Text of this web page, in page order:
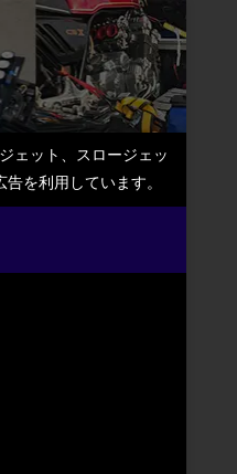
ェット、スロージェッ
を利用しています。